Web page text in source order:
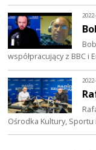
współpracujący z BBC i
Ośrodka Kultury, Sportu